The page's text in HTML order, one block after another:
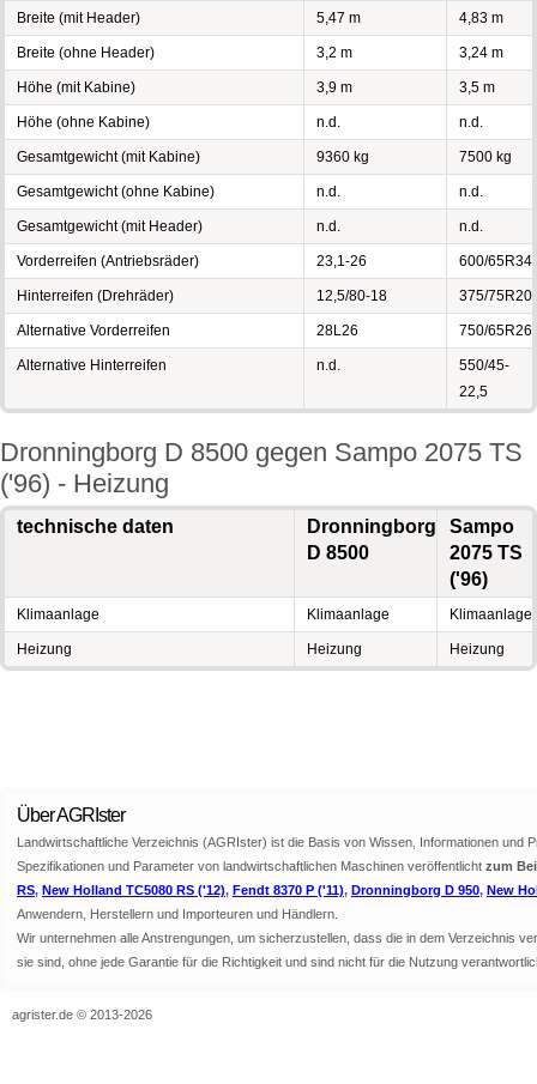
Breite (mit Header) 5,47 m 4,83 m
Breite (ohne Header) 3,2 m 3,24 m
Höhe (mit Kabine) 3,9 m 3,5 m
Höhe (ohne Kabine) n.d. n.d.
Gesamtgewicht (mit Kabine) 9360 kg 7500 kg
Gesamtgewicht (ohne Kabine) n.d. n.d.
Gesamtgewicht (mit Header) n.d. n.d.
Vorderreifen (Antriebsräder) 23,1-26 600/65R34
Hinterreifen (Drehräder) 12,5/80-18 375/75R20
Alternative Vorderreifen 28L26 750/65R26
Alternative Hinterreifen n.d.
550/45-
22,5
Dronningborg D 8500 gegen Sampo 2075 TS
('96) - Heizung
technische daten
Dronningborg
D 8500
Sampo
2075 TS
('96)
Klimaanlage Klimaanlage Klimaanlage
Heizung Heizung Heizung
Über AGRIster
Landwirtschaftliche Verzeichnis (AGRIster) ist die Basis von Wissen, Informationen
Spezifikationen und Parameter von landwirtschaftlichen Maschinen veröffentlicht zum
RS, New Holland TC5080 RS ('12), Fendt 8370 P ('11), Dronningborg D 950, New
Anwendern, Herstellern und Importeuren und Händlern.
Wir unternehmen alle Anstrengungen, um sicherzustellen, dass die in dem Verzeichnis
sie sind, ohne jede Garantie für die Richtigkeit und sind nicht für die Nutzung
agrister.de © 2013-2026